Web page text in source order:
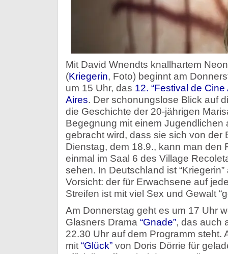
Mit David Wnendts knallhartem
(Kriegerin, Foto) beginnt am
um 15 Uhr, das 12. “Festival de
Aires. Der schonungslose Blick auf
die Geschichte der 20-jährigen
Begegnung mit einem Jugendlichen
gebracht wird, dass sie sich von der
Dienstag, dem 18.9., kann man den
einmal im Saal 6 des Village
sehen. In Deutschland ist
Vorsicht: der für Erwachsene auf
Streifen ist mit viel Sex und Gewalt
Am Donnerstag geht es um 17 Uhr
Glasners Drama “Gnade”, das auch
22.30 Uhr auf dem Programm steht.
mit “Glück”von Doris Dörrie für